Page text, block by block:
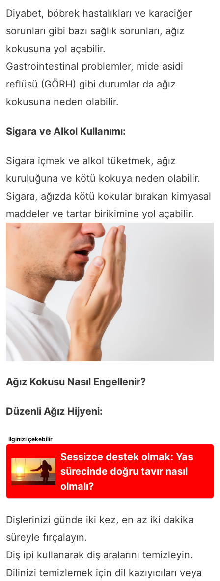
Diyabet, böbrek hastalıkları ve karaciğer
sorunları gibi bazı sağlık sorunları, ağız
kokusuna yol açabilir.
Gastrointestinal problemler, mide asidi
reflüsü (GÖRH) gibi durumlar da ağız
kokusuna neden olabilir.
Sigara ve Alkol Kullanımı:
Sigara içmek ve alkol tüketmek, ağız
kuruluğuna ve kötü kokuya neden olabilir.
Sigara, ağızda kötü kokular bırakan kimyasal
maddeler ve tartar birikimine yol açabilir.
Ağız Kokusu Nasıl Engellenir?
Düzenli Ağız Hijyeni:
İlginizi çekebilir
Sessizce destek olmak: Yas
sürecinde doğru tavır nasıl
olmalı?
Dişlerinizi günde iki kez, en az iki dakika
süreyle fırçalayın.
Diş ipi kullanarak diş aralarını temizleyin.
Dilinizi temizlemek için dil kazıyıcıları veya